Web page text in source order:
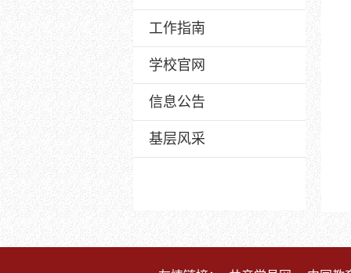
工作指南
学校官网
信息公告
基层风采